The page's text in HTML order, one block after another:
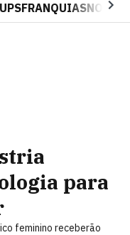
FRANQUIAS
para
feminino receberão